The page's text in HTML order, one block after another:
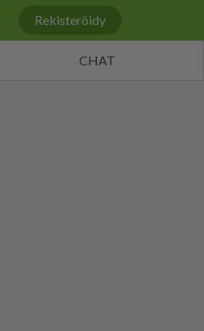
Rekisteröidy
CHAT